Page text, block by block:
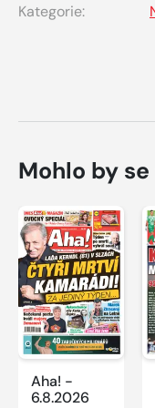
Kategorie:
Mohlo by
Aha! -
6.8.2026